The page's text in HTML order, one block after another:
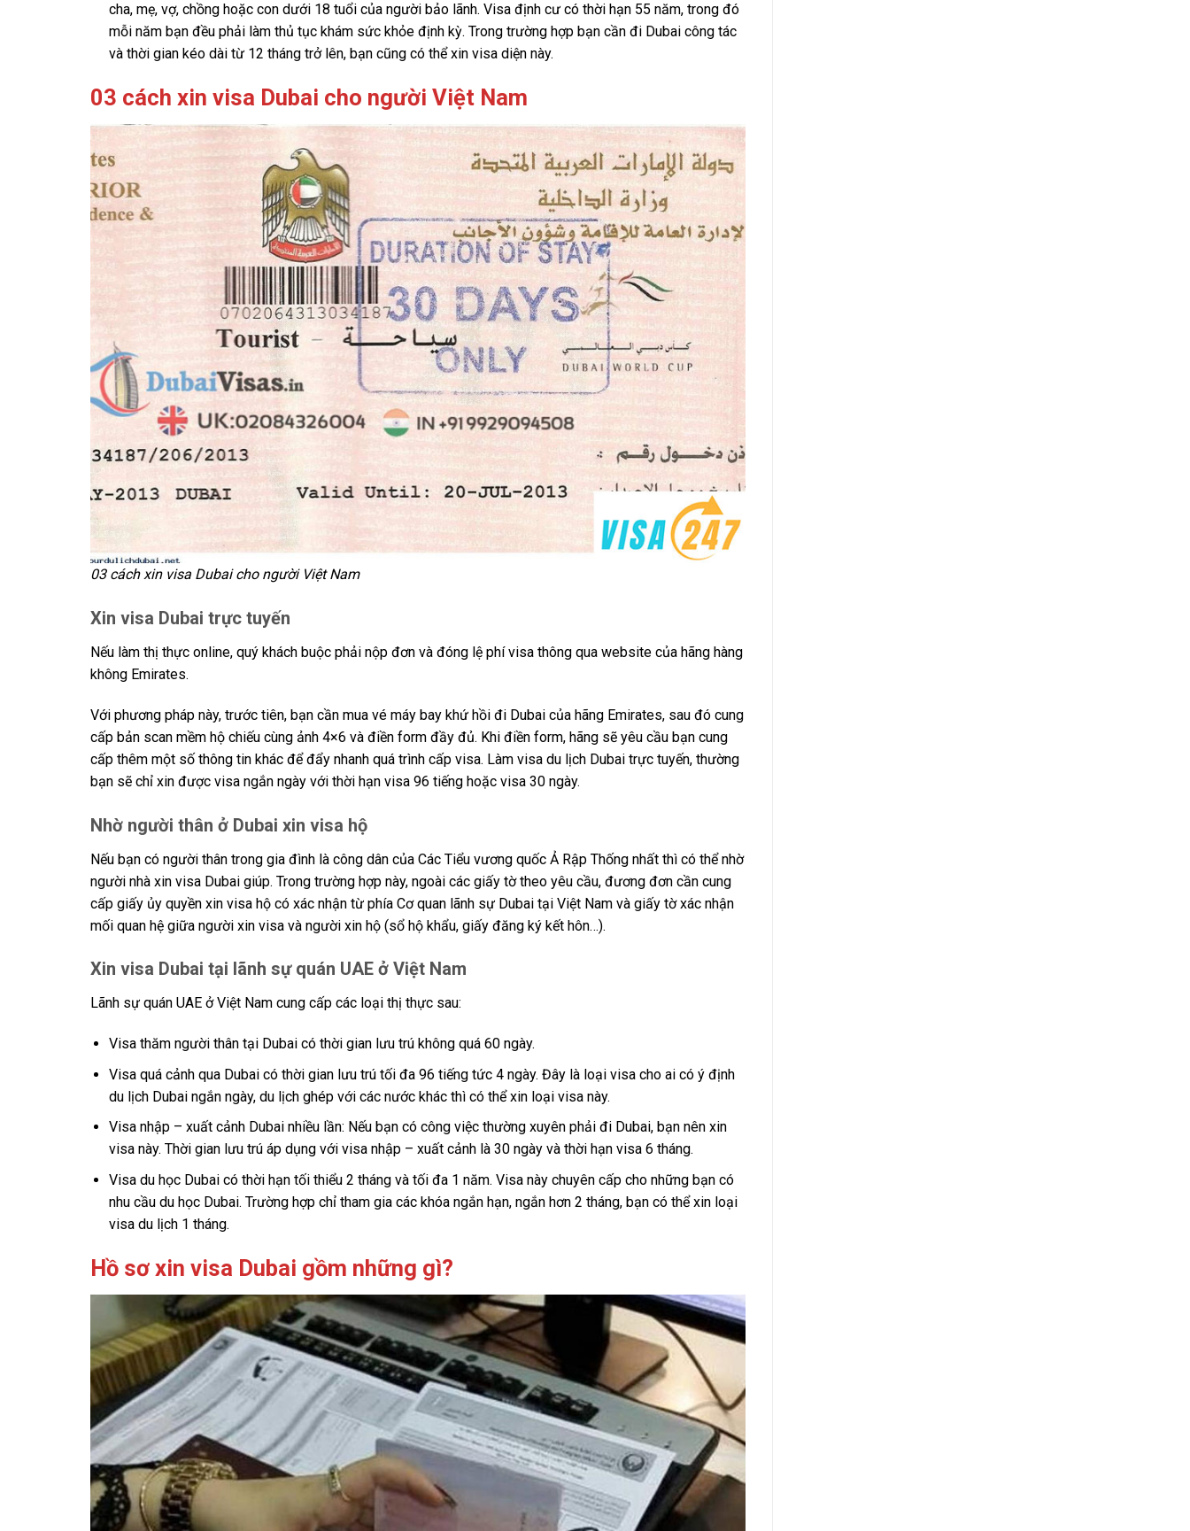
cha, mẹ, vợ, chồng hoặc con dưới 18 tuổi của người bảo lãnh. Visa định cư có thời hạn 55 năm, trong đó
mỗi năm bạn đều phải làm thủ tục khám sức khỏe định kỳ. Trong trường hợp bạn cần đi Dubai công tác
và thời gian kéo dài từ 12 tháng trở lên, bạn cũng có thể xin visa diện này.
03 cách xin visa Dubai cho người Việt Nam
03 cách xin visa Dubai cho người Việt Nam
Xin visa Dubai trực tuyến
Nếu làm thị thực online, quý khách buộc phải nộp đơn và đóng lệ phí visa thông qua website của hãng hàng
không Emirates.
Với phương pháp này, trước tiên, bạn cần mua vé máy bay khứ hồi đi Dubai của hãng Emirates, sau đó cung
cấp bản scan mềm hộ chiếu cùng ảnh 4×6 và điền form đầy đủ. Khi điền form, hãng sẽ yêu cầu bạn cung
cấp thêm một số thông tin khác để đẩy nhanh quá trình cấp visa. Làm visa du lịch Dubai trực tuyến, thường
bạn sẽ chỉ xin được visa ngắn ngày với thời hạn visa 96 tiếng hoặc visa 30 ngày.
Nhờ người thân ở Dubai xin visa hộ
Nếu bạn có người thân trong gia đình là công dân của Các Tiểu vương quốc Ả Rập Thống nhất thì có thể nhờ
người nhà xin visa Dubai giúp. Trong trường hợp này, ngoài các giấy tờ theo yêu cầu, đương đơn cần cung
cấp giấy ủy quyền xin visa hộ có xác nhận từ phía Cơ quan lãnh sự Dubai tại Việt Nam và giấy tờ xác nhận
mối quan hệ giữa người xin visa và người xin hộ (sổ hộ khẩu, giấy đăng ký kết hôn…).
Xin visa Dubai tại lãnh sự quán UAE ở Việt Nam
Lãnh sự quán UAE ở Việt Nam cung cấp các loại thị thực sau:
Visa thăm người thân tại Dubai có thời gian lưu trú không quá 60 ngày.
Visa quá cảnh qua Dubai có thời gian lưu trú tối đa 96 tiếng tức 4 ngày. Đây là loại visa cho ai có ý định
du lịch Dubai ngắn ngày, du lịch ghép với các nước khác thì có thể xin loại visa này.
Visa nhập – xuất cảnh Dubai nhiều lần: Nếu bạn có công việc thường xuyên phải đi Dubai, bạn nên xin
visa này. Thời gian lưu trú áp dụng với visa nhập – xuất cảnh là 30 ngày và thời hạn visa 6 tháng.
Visa du học Dubai có thời hạn tối thiểu 2 tháng và tối đa 1 năm. Visa này chuyên cấp cho những bạn có
nhu cầu du học Dubai. Trường hợp chỉ tham gia các khóa ngắn hạn, ngắn hơn 2 tháng, bạn có thể xin loại
visa du lịch 1 tháng.
Hồ sơ xin visa Dubai gồm những gì?